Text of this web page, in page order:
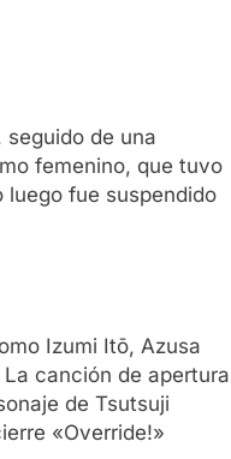
seguido de una
femenino, que tuvo
luego fue suspendido
Izumi Itō, Azusa
canción de apertura
de Tsutsuji
«Override!»